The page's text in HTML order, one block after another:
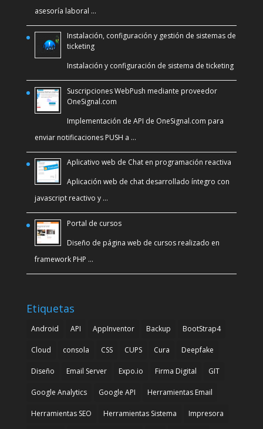
asesoría laboral …
Instalación, configuración y gestión de sistemas de
ticketing
Instalación y configuración de sistema de ticketing
Suscripciones WebPush mediante proveedor
OneSignal.com
Implementación de API de OneSignal.com para
enviar notificaciones PUSH a …
Aplicativo web de Chat en programación reactiva
Aplicación web de chat desarrollado íntegro con
javascript reactivo y …
Portal de cursos
Diseño de página web de cursos realizado en
framework PHP …
Etiquetas
Android API AppInventor Backup BootStrap4
Cloud consola CSS CUPS Cura Deepfake
Diseño Email Server Expo.io Firma Digital GIT
Google Analytics Google API Herramientas Email
Herramientas SEO Herramientas Sistema Impresora